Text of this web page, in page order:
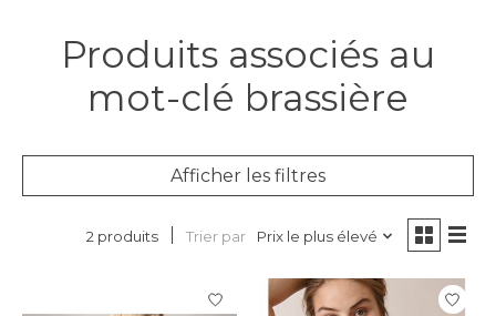
Produits associés au
mot-clé brassière
Afficher les filtres
2 produits Trier par Prix le plus élevé